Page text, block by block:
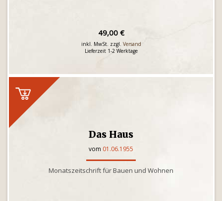
49,00 €
inkl. MwSt. zzgl. Versand
Lieferzeit 1-2 Werktage
Das Haus
vom 01.06.1955
Monatszeitschrift für Bauen und Wohnen